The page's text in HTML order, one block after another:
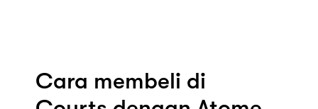
Cara membeli di